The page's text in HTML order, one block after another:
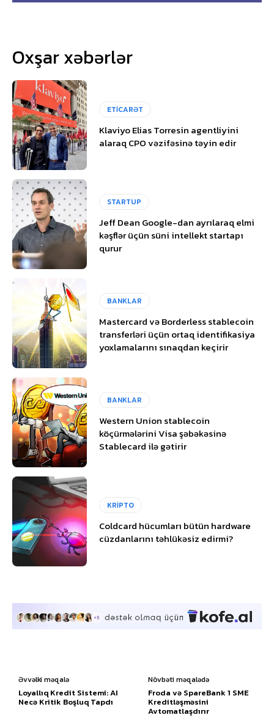
Oxşar xəbərlər
ETİCARƏT
Klaviyo Elias Torresin agentliyini
alaraq CPO vəzifəsinə təyin edir
STARTUP
Jeff Dean Google-dan ayrılaraq elmi
kəşflər üçün süni intellekt startapı
qurur
BANKLAR
Mastercard və Borderless stablecoin
transferləri üçün ortaq identifikasiya
yoxlamalarını sınaqdan keçirir
BANKLAR
Western Union stablecoin
köçürmələrini Visa şəbəkəsinə
Stablecard ilə gətirir
KRİPTO
Coldcard hücumları bütün hardware
cüzdanlarını təhlükəsiz edirmi?
Əvvəlki məqalə
Loyallıq Kredit Sistemi: AI
Necə Kritik Boşluq Tapdı
Növbəti məqalədə
Froda və SpareBank 1 SME
Kreditləşməsini
Avtomatlaşdırır